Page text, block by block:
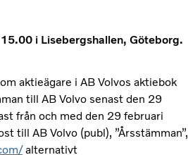
i Lisebergshallen, Göteborg.
aktieägare i AB Volvos aktiebok
till AB Volvo senast den 29
från och med den 29 februari
AB Volvo (publ), ”Årsstämman”,
alternativt